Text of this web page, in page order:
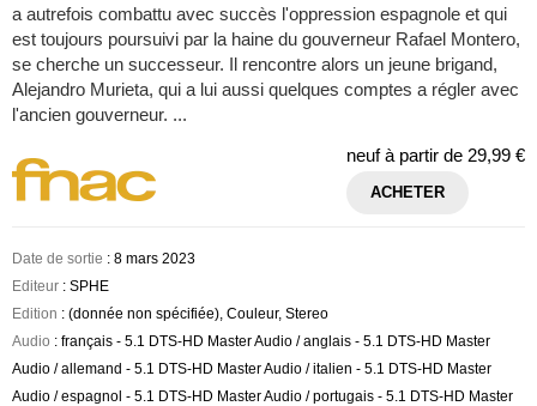
a autrefois combattu avec succès l'oppression espagnole et qui
est toujours poursuivi par la haine du gouverneur Rafael Montero,
se cherche un successeur. Il rencontre alors un jeune brigand,
Alejandro Murieta, qui a lui aussi quelques comptes a régler avec
l'ancien gouverneur. ...
neuf à partir de 29,99 €
ACHETER
Date de sortie : 8 mars 2023
Editeur : SPHE
Edition : (donnée non spécifiée), Couleur, Stereo
Audio : français - 5.1 DTS-HD Master Audio / anglais - 5.1 DTS-HD Master
Audio / allemand - 5.1 DTS-HD Master Audio / italien - 5.1 DTS-HD Master
Audio / espagnol - 5.1 DTS-HD Master Audio / portugais - 5.1 DTS-HD Master